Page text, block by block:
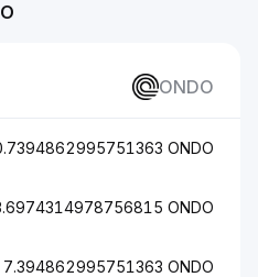
ONDO
ONDO
ONDO
7.394862995751363 ONDO